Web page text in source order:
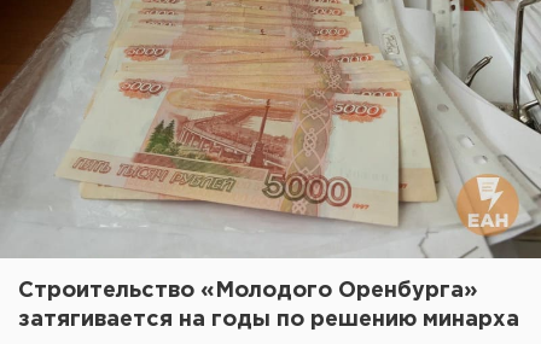
Строительство «Молодого Оренбурга»
затягивается на годы по решению минарха